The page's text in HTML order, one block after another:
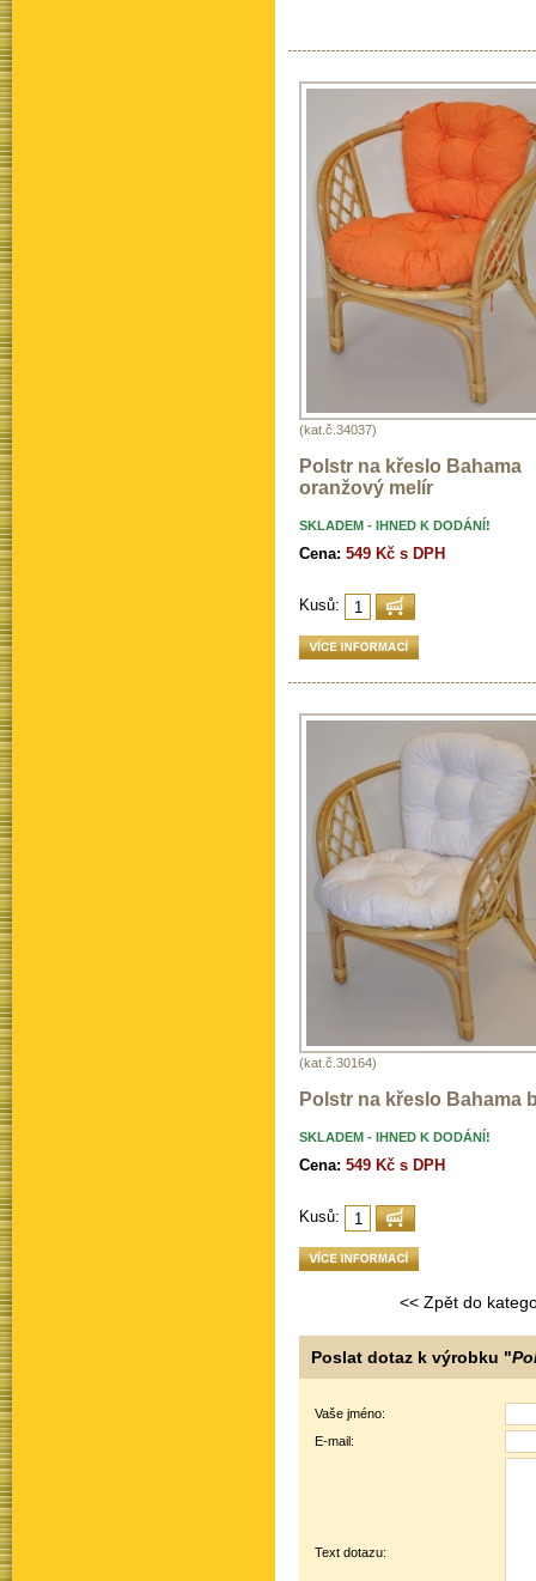
(kat.č.34037)
Polstr na křeslo Bahama
oranžový melír
SKLADEM - IHNED K DODÁNÍ!
Cena: 549 Kč s DPH
Kusů:
(kat.č.30164)
Polstr na křeslo Bahama
SKLADEM - IHNED K DODÁNÍ!
Cena: 549 Kč s DPH
Kusů:
<< Zpět do
Poslat dotaz k výrobku "
Vaše jméno:
E-mail:
Text dotazu: